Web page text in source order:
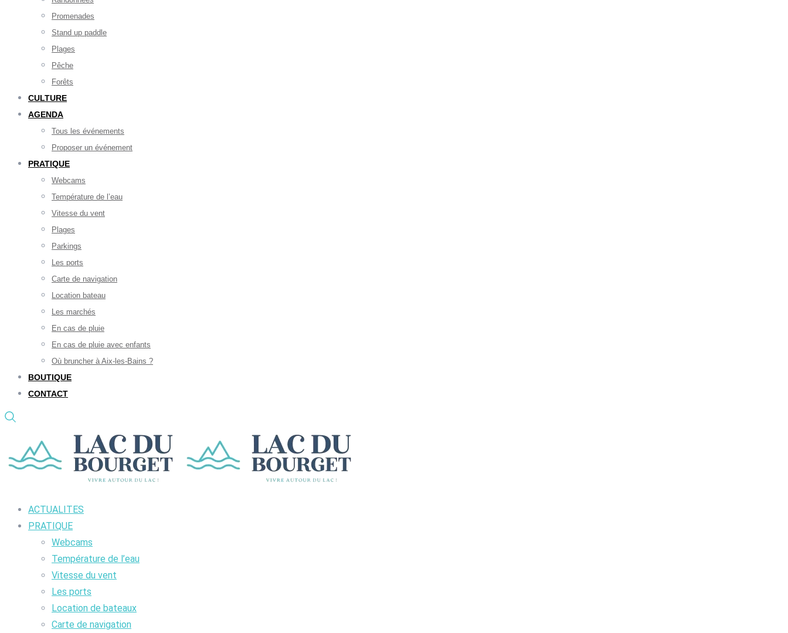
Promenades
Stand up paddle
Plages
Pêche
Forêts
CULTURE
AGENDA
Tous les événements
Proposer un événement
PRATIQUE
Webcams
Température de l’eau
Vitesse du vent
Plages
Parkings
Les ports
Carte de navigation
Location bateau
Les marchés
En cas de pluie
En cas de pluie avec enfants
Où bruncher à Aix-les-Bains ?
BOUTIQUE
CONTACT
ACTUALITES
PRATIQUE
Webcams
Température de l’eau
Vitesse du vent
Les ports
Location de bateaux
Carte de navigation